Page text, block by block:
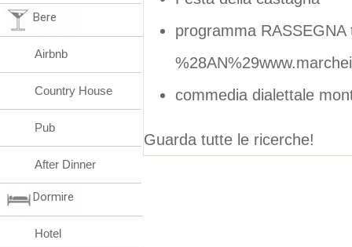
programma
commedia dialettale
Guarda tutte le ricerche!
Bere
Airbnb
Country House
Pub
After Dinner
Dormire
Hotel